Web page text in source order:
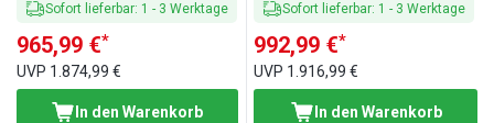
Sofort lieferbar: 1 - 3 Werktage
965,99 €*
UVP 1.874,99 €
In den Warenkorb
Sofort lieferbar: 1 - 3 Werktage
992,99 €*
UVP 1.916,99 €
In den Warenkorb